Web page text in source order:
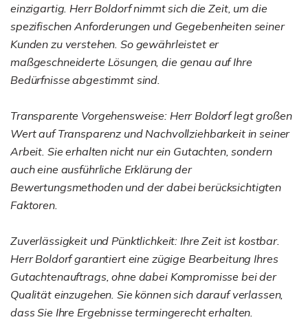
einzigartig. Herr Boldorf nimmt sich die Zeit, um die
spezifischen Anforderungen und Gegebenheiten seiner
Kunden zu verstehen. So gewährleistet er
maßgeschneiderte Lösungen, die genau auf Ihre
Bedürfnisse abgestimmt sind.
Transparente Vorgehensweise: Herr Boldorf legt großen
Wert auf Transparenz und Nachvollziehbarkeit in seiner
Arbeit. Sie erhalten nicht nur ein Gutachten, sondern
auch eine ausführliche Erklärung der
Bewertungsmethoden und der dabei berücksichtigten
Faktoren.
Zuverlässigkeit und Pünktlichkeit: Ihre Zeit ist kostbar.
Herr Boldorf garantiert eine zügige Bearbeitung Ihres
Gutachtenauftrags, ohne dabei Kompromisse bei der
Qualität einzugehen. Sie können sich darauf verlassen,
dass Sie Ihre Ergebnisse termingerecht erhalten.